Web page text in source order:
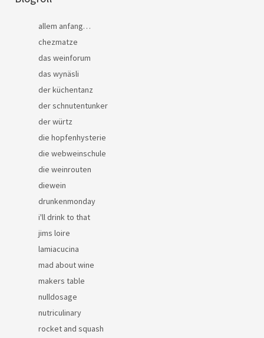
allem anfang…
chezmatze
das weinforum
das wynäsli
der küchentanz
der schnutentunker
der würtz
die hopfenhysterie
die webweinschule
die weinrouten
diewein
drunkenmonday
i'll drink to that
jims loire
lamiacucina
mad about wine
makers table
nulldosage
nutriculinary
rocket and squash